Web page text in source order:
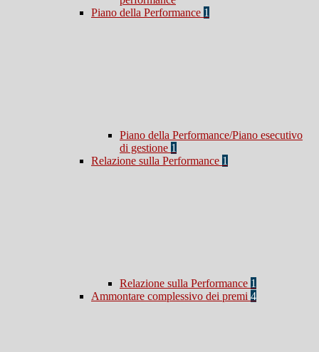
Piano della Performance 1
Piano della Performance/Piano esecutivo
di gestione 1
Relazione sulla Performance 1
Relazione sulla Performance 1
Ammontare complessivo dei premi 4